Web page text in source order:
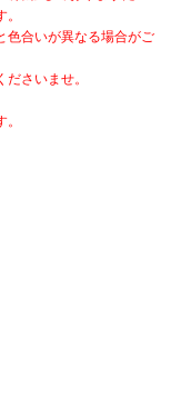
色合いが異なる場合がご
さいませ。